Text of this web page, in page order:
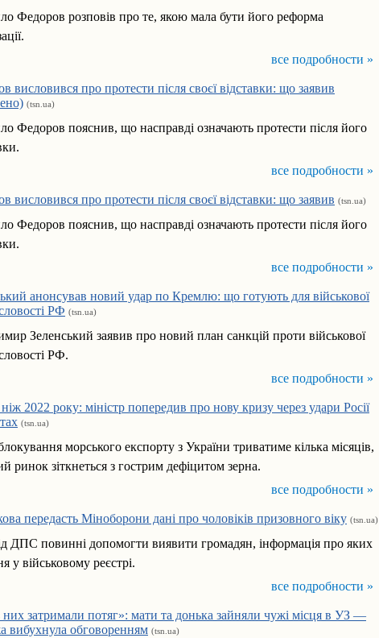
Федоров розповів про те, якою мала бути його реформа
все подробности »
висловився про протести після своєї відставки: що заявив
(tsn.ua)
Федоров пояснив, що насправді означають протести після його
все подробности »
висловився про протести після своєї відставки: що заявив (tsn.ua)
Федоров пояснив, що насправді означають протести після його
все подробности »
анонсував новий удар по Кремлю: що готують для військової
РФ (tsn.ua)
Зеленський заявив про новий план санкцій проти військової
РФ.
все подробности »
2022 року: міністр попередив про нову кризу через удари Росії
(tsn.ua)
морського експорту з України триватиме кілька місяців,
ринок зіткнеться з гострим дефіцитом зерна.
все подробности »
передасть Міноборони дані про чоловіків призовного віку (tsn.ua)
ДПС повинні допомогти виявити громадян, інформація про яких
у військовому реєстрі.
все подробности »
них затримали потяг»: мати та донька зайняли чужі місця в УЗ —
вибухнула обговоренням (tsn.ua)